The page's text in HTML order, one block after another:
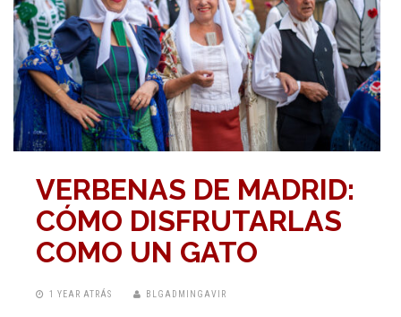
VERBENAS DE MADRID:
CÓMO DISFRUTARLAS
COMO UN GATO
1 YEAR ATRÁS BLGADMINGAVIR